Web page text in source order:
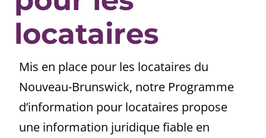
locataires
Mis en place pour les locataires du
Nouveau-Brunswick, notre Programme
d’information pour locataires propose
une information juridique fiable en